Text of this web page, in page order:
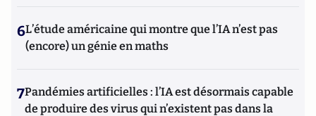
6L’étude américaine qui montre que l’IA n’est pas
(encore) un génie en maths
7Pandémies artificielles : l’IA est désormais capable
de produire des virus qui n’existent pas dans la